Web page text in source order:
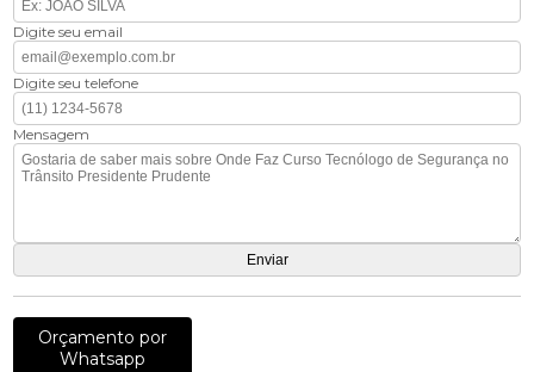
Digite seu email
Digite seu telefone
Mensagem
Orçamento por
Whatsapp